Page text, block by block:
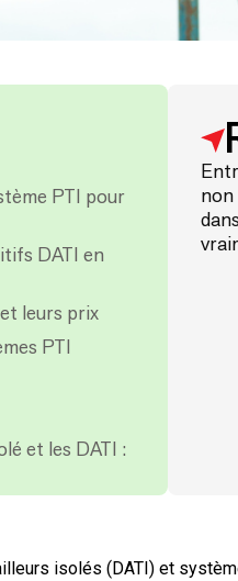
PTI pour
DATI en
leurs prix
PTI
et les DATI :
non
isolés (DATI) et